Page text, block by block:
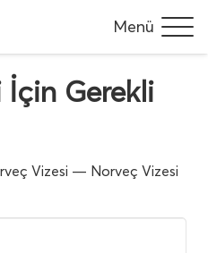
Menü
İçin Gerekli
Vizesi — Norveç Vizesi